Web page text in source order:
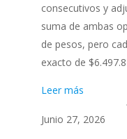
consecutivos y
suma de ambas
de pesos, pero
exacto de
Leer más
Junio 27, 2026